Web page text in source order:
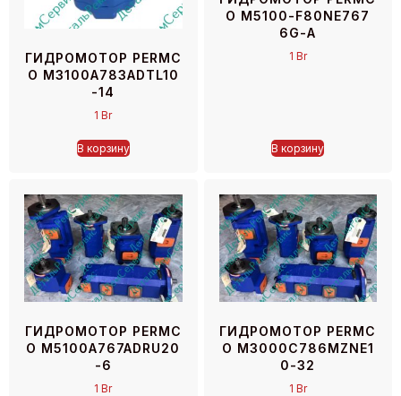
ГИДРОМОТОР PERMC
O M3100A783ADTL10
-14
1Br
В корзину
O M5100-F80NE767
6G-A
1 Br
В корзину
ГИДРОМОТОР PERMC
O M5100A767ADRU20
-6
1Br
ГИДРОМОТОР PERMC
O M3000C786MZNE1
0-32
1 Br